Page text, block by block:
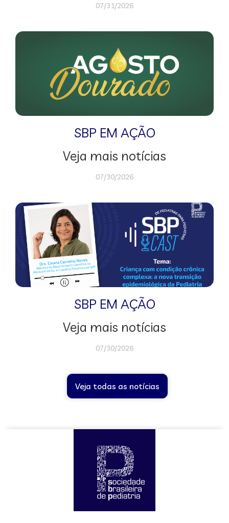
07/31/2026
SBP EM AÇÃO
Veja mais notícias
07/30/2026
SBP EM AÇÃO
Veja mais notícias
07/30/2026
Veja todas as notícias